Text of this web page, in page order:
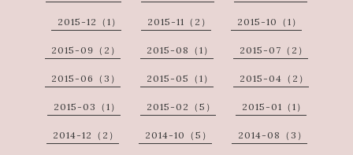
2015-12（1） 2015-11（2） 2015-10（1）
2015-09（2） 2015-08（1） 2015-07（2）
2015-06（3） 2015-05（1） 2015-04（2）
2015-03（1） 2015-02（5） 2015-01（1）
2014-12（2） 2014-10（5） 2014-08（3）